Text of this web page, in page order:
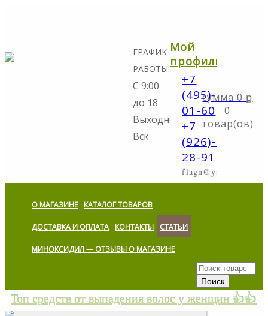
ГРАФИК
РАБОТЫ:
С 9:00
до 18
Выходной:
Вск
Мой
профиль
+7
(495)-298-
01-60
+7
(926)-773-
28-91
flagn@yandex.ru
0 ք
0
товар(ов)
О МАГАЗИНЕ КАТАЛОГ ТОВАРОВ
ДОСТАВКА И ОПЛАТА КОНТАКТЫ СТАТЬИ
МИНОКСИДИЛ — ОТЗЫВЫ О МАГАЗИНЕ
Топ средств от выпадения волос у женщин 👍👍